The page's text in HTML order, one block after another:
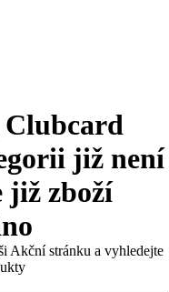
Clubcard
již není
již zboží
Akční stránku a vyhledejte